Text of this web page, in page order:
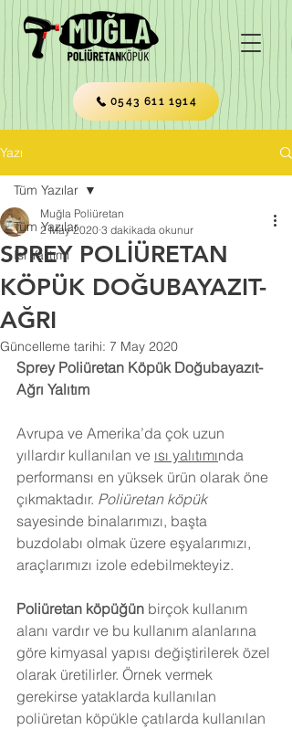
0543 611 1914
Yazı
Tüm Yazılar
Isı Yalıtımı
Tüm Yazılar
SPREY POLİÜRETAN
KÖPÜK DOĞUBAYAZIT-
AĞRI
Muğla Poliüretan
2 May 2020 3 dakikada okunur
Güncelleme tarihi: 7 May 2020
Sprey Poliüretan Köpük Doğubayazıt-
Ağrı Yalıtım
Avrupa ve Amerika’da çok uzun
yıllardır kullanılan ve ısı yalıtımında
performansı en yüksek ürün olarak öne
çıkmaktadır. Poliüretan köpük
sayesinde binalarımızı, başta
buzdolabı olmak üzere eşyalarımızı,
araçlarımızı izole edebilmekteyiz.
Poliüretan köpüğün birçok kullanım
alanı vardır ve bu kullanım alanlarına
göre kimyasal yapısı değiştirilerek özel
olarak üretilirler. Örnek vermek
gerekirse yataklarda kullanılan
poliüretan köpükle çatılarda kullanılan